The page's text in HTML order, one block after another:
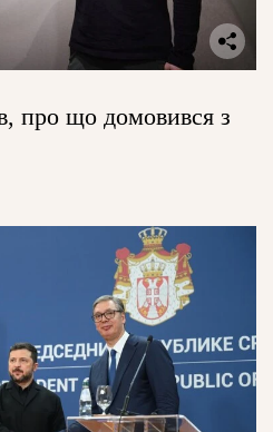
про що домовився з